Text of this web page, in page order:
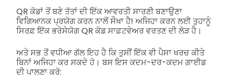
QR ਕੋਡਾਂ ਤੋਂ ਬਣੇ ਤੱਤਾਂ ਦੀ ਇੱਕ ਆਵਰਤੀ ਸਾਰਣੀ ਬਣਾਉਣਾ
ਵਿਗਿਆਨਕ ਪ੍ਰਯੋਗ ਕਰਨ ਨਾਲੋਂ ਸੌਖਾ ਹੈ! ਅਜਿਹਾ ਕਰਨ ਲਈ ਤੁਹਾਨੂੰ
ਸਿਰਫ਼ ਇੱਕ ਭਰੋਸੇਯੋਗ QR ਕੋਡ ਸਾਫ਼ਟਵੇਅਰ ਵਰਤਣ ਦੀ ਲੋੜ ਹੈ।
ਅਤੇ ਸਭ ਤੋਂ ਵਧੀਆ ਗੱਲ ਇਹ ਹੈ ਕਿ ਤੁਸੀਂ ਇੱਕ ਵੀ ਪੈਸਾ ਖਰਚ ਕੀਤੇ
ਬਿਨਾਂ ਅਜਿਹਾ ਕਰ ਸਕਦੇ ਹੋ। ਬਸ ਇਸ ਕਦਮ-ਦਰ-ਕਦਮ ਗਾਈਡ
ਦੀ ਪਾਲਣਾ ਕਰੋ: